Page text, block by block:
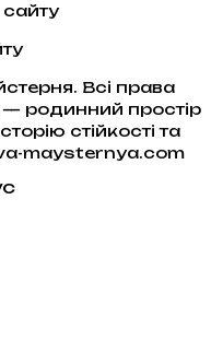
сайту
Всі права
— родинний простір
стійкості та
maysternya.com